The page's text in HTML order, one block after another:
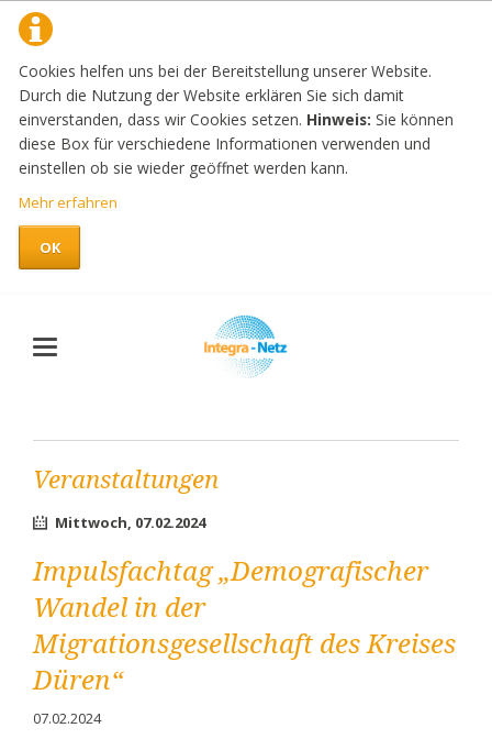
Cookies helfen uns bei der Bereitstellung unserer Website.
Durch die Nutzung der Website erklären Sie sich damit
einverstanden, dass wir Cookies setzen. Hinweis: Sie können
diese Box für verschiedene Informationen verwenden und
einstellen ob sie wieder geöffnet werden kann.
Mehr erfahren
OK
Veranstaltungen
Mittwoch, 07.02.2024
Impulsfachtag „Demografischer
Wandel in der
Migrationsgesellschaft des Kreises
Düren“
07.02.2024